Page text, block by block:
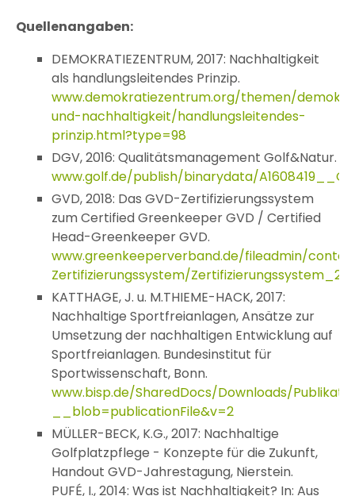
Quellenangaben:
DEMOKRATIEZENTRUM, 2017: Nachhaltigkeit
als handlungsleitendes Prinzip.
www.demokratiezentrum.org/themen/
und-nachhaltigkeit/handlungsleitendes-
prinzip.html?type=98
DGV, 2016: Qualitätsmanagement Golf&Natur.
www.golf.de/publish/binarydata/
GVD, 2018: Das GVD-Zertifizierungssystem
zum Certified Greenkeeper GVD / Certified
Head-Greenkeeper GVD.
www.greenkeeperverband.de/fileadmin/
Zertifizierungssystem/
KATTHAGE, J. u. M.THIEME-HACK, 2017:
Nachhaltige Sportfreianlagen, Ansätze zur
Umsetzung der nachhaltigen Entwicklung auf
Sportfreianlagen. Bundesinstitut für
Sportwissenschaft, Bonn.
www.bisp.de/SharedDocs/Downloads/
__blob=publicationFile&v=2
MÜLLER-BECK, K.G., 2017: Nachhaltige
Golfplatzpflege - Konzepte für die Zukunft,
Handout GVD-Jahrestagung, Nierstein.
PUFÉ, I., 2014: Was ist Nachhaltigkeit? In: Aus